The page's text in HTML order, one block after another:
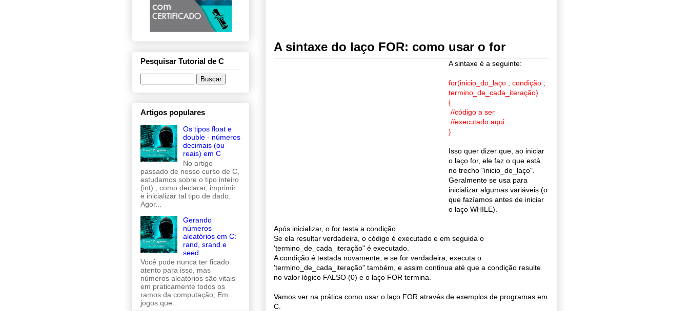
A sintaxe do laço FOR: como usar o for
A sintaxe é a seguinte:
for(inicio_do_laço ; condição ;
termino_de_cada_iteração)
{
//código a ser
//executado aqui
}
Isso quer dizer que, ao iniciar
o laço for, ele faz o que está
no trecho "inicio_do_laço".
Geralmente se usa para
inicializar algumas variáveis (o
que fazíamos antes de iniciar
o laço WHILE).
Após inicializar, o for testa a condição.
Se ela resultar verdadeira, o código é executado e em seguida o
'termino_de_cada_iteração" é executado.
A condição é testada novamente, e se for verdadeira, executa o
'termino_de_cada_iteração" também, e assim continua até que a condição resulte
no valor lógico FALSO (0) e o laço FOR termina.
Vamos ver na prática como usar o laço FOR através de exemplos de programas em
C.
Pesquisar Tutorial de C
Artigos populares
Os tipos float e
double - números
decimais (ou
reais) em C
No artigo
passado de nosso curso de C,
estudamos sobre o tipo inteiro
(int) , como declarar, imprimir
e inicializar tal tipo de dado.
Agor...
Gerando
números
aleatórios em C:
rand, srand e
seed
Você pode nunca ter ficado
atento para isso, mas
números aleatórios são vitais
em praticamente todos os
ramos da computação; Em
jogos que...